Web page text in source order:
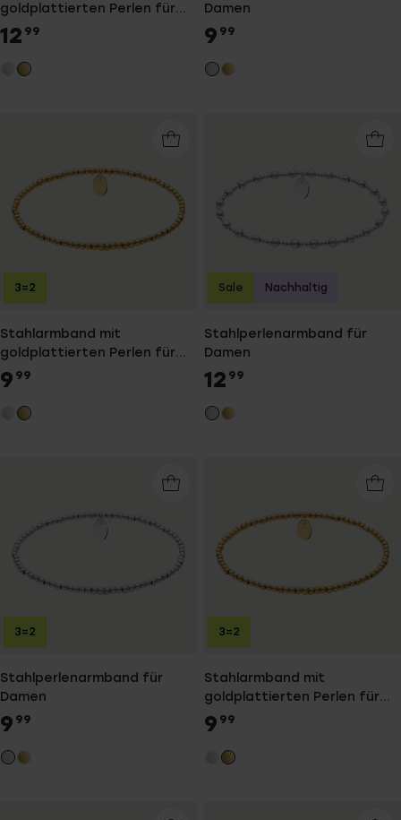
goldplattierten Perlen für
Damen
12 99
Damen
9 99
Stahlarmband mit
goldplattierten Perlen für
Damen
9 99
3=2
Stahlperlenarmband für
Damen
12 99
Sale Nachhaltig
Stahlperlenarmband für
Damen
9 99
3=2
Stahlarmband mit
goldplattierten Perlen für
Damen
9 99
3=2